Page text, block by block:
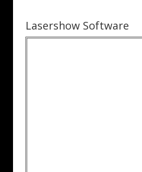
Lasershow Software